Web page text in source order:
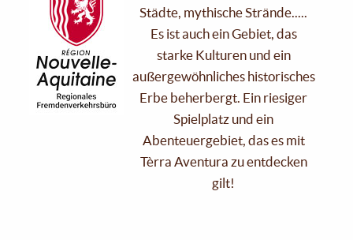
Städte, mythische Strände.....
Es ist auch ein Gebiet, das
starke Kulturen und ein
außergewöhnliches historisches
Erbe beherbergt. Ein riesiger
Spielplatz und ein
Abenteuergebiet, das es mit
Tèrra Aventura zu entdecken
gilt!